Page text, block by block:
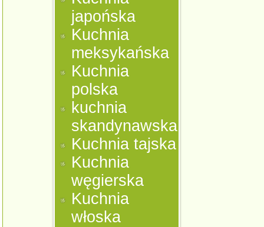
japońska
Kuchnia
meksykańska
Kuchnia
polska
kuchnia
skandynawska
Kuchnia tajska
Kuchnia
węgierska
Kuchnia
włoska